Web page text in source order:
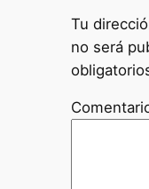
Tu
no será